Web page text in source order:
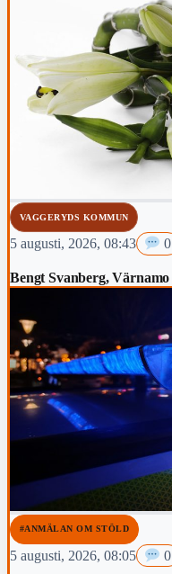
VAGGERYDS KOMMUN
5 augusti, 2026, 08:43 0
Bengt Svanberg, Värnamo
#ANMÄLAN OM STÖLD
5 augusti, 2026, 08:05 0